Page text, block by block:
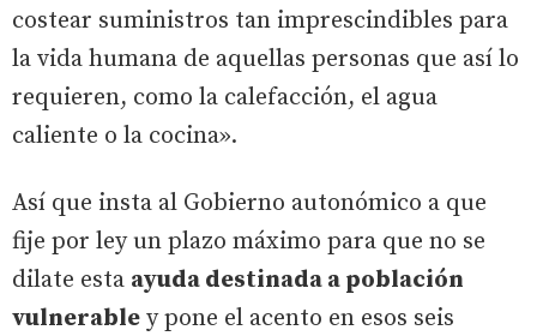
costear suministros tan imprescindibles para
la vida humana de aquellas personas que así lo
requieren, como la calefacción, el agua
caliente o la cocina».
Así que insta al Gobierno autonómico a que
fije por ley un plazo máximo para que no se
dilate esta ayuda destinada a población
vulnerable y pone el acento en esos seis